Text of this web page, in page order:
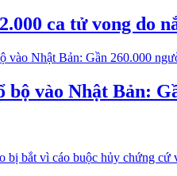
ca tử vong do
bộ vào Nhật Bản: